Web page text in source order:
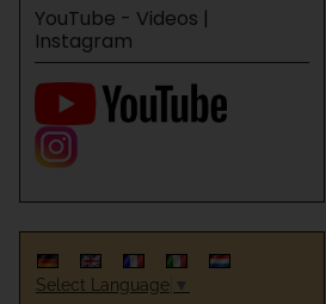
YouTube - Videos |
Instagram
Select Language ▼